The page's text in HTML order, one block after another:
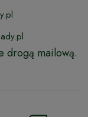
drogą mailową.